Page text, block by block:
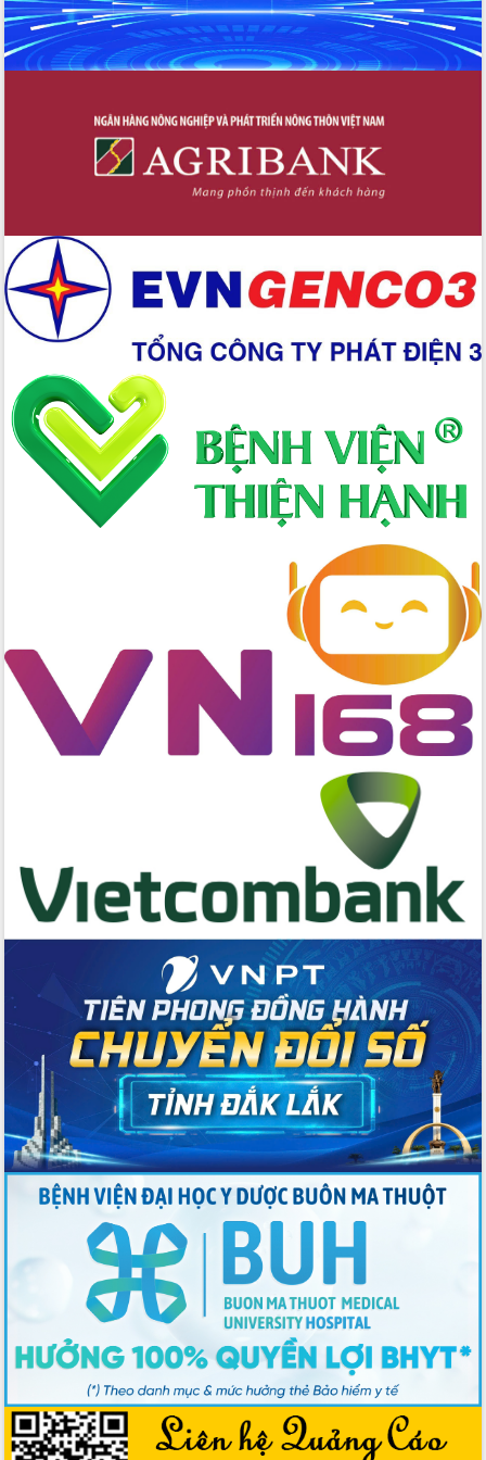
Xây dựng nền hành chính số đồng
hành cùng nông dân dân, doanh nghiệp
Giai đoạn 2026-2030, Đắk Lắk phấn
Chuyển đổi số 'mở đường' cho nông
nghiệp Đắk Lắk tăng trưởng bứt phá
Triển khai đồng bộ đo đạc, lập hồ sơ
đai
Ứng dụng sinh trắc học - Bước tiến
trong hành trình chuyển đổi số tại Đắk
Đắk Lắk nâng cao hiệu quả công tác
Đảng từ Sổ tay đảng viên điện tử
Đắk Lắk đẩy mạnh nuôi biển công
nghệ, hướng tới phát triển thủy sản
bền vững
Tập huấn nâng cao năng lực triển khai
chuyển đổi số cho cán bộ, công chức
Đắk Lắk phát động hưởng ứng Ngày
Tổ chức trang trọng Lễ hội Đền thờ
Lương Văn Chánh năm 2026
Phó Bí thư Tỉnh ủy Đắk Lắk Đỗ Hữu
Huy giữ chức Bí thư Đảng ủy Ủy Ban
Nhân dân tỉnh
Đánh giá, rút kinh nghiệm công tác tổ
chức diễn tập trước ngày bầu cử
Chương trình “Gặp gỡ hữu nghị –
Friendship Meeting New Year 2026”
Bầu cử Quốc hội và HĐND: Cử tri Đắk
Lắk gửi gắm niềm tin, kỳ vọng vào lá
phiếu
Đắk Lắk sẵn sàng các điều kiện cho
Ngày hội bầu cử đại biểu Quốc hội
khóa XVI và HĐND các cấp nhiệm kỳ
2026-2031
Đảm bảo cuộc bầu cử đại biểu Quốc
hội và đại biểu HĐND các cấp diễn ra
an toàn, hiệu quả, đúng quy định
Thủ tướng Chính phủ Phạm Minh Chính
kiểm tra, chỉ đạo hoàn thành các dự
án cao tốc và thăm khu tái định cư tại
Sôi nổi Hội đua ngựa truyền thống Gò
Thì Thùng mừng Xuân Bính Ngọ 2026
Lãnh đạo tỉnh dâng hương tưởng niệm
tại Đập Đồng Cam đầu Xuân Bính Ngọ
Ngành nông nghiệp phấn đấu tăng
trưởng đạt 5,86% trong năm 2026
UBND tỉnh Đắk Lắk triển khai công tác